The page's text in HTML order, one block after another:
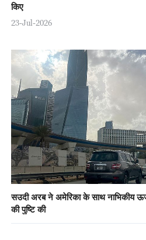
किए
23-Jul-2026
सउदी अरब ने अमेरिका के साथ नाभिकीय
की पुष्टि की